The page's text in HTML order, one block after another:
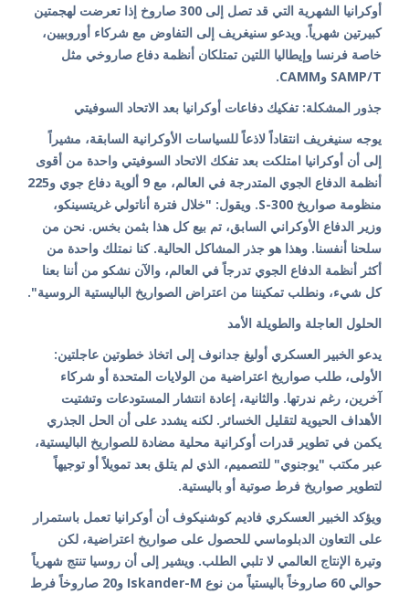
أوكرانيا الشهرية التي قد تصل إلى 300 صاروخ إذا تعرضت لهجمتين
كبيرتين شهرياً. ويدعو سنيغريف إلى التفاوض مع شركاء أوروبيين،
خاصة فرنسا وإيطاليا اللتين تمتلكان أنظمة دفاع صاروخي مثل
SAMP/T وCAMM.
جذور المشكلة: تفكيك دفاعات أوكرانيا بعد الاتحاد السوفيتي
يوجه سنيغريف انتقاداً لاذعاً للسياسات الأوكرانية السابقة، مشيراً
إلى أن أوكرانيا امتلكت بعد تفكك الاتحاد السوفيتي واحدة من أقوى
أنظمة الدفاع الجوي المتدرجة في العالم، مع 9 ألوية دفاع جوي و225
منظومة صواريخ S-300. ويقول: "خلال فترة أناتولي غريتسينكو،
وزير الدفاع الأوكراني السابق، تم بيع كل هذا بثمن بخس. نحن من
سلحنا أنفسنا. وهذا هو جذر المشاكل الحالية. كنا نمتلك واحدة من
أكثر أنظمة الدفاع الجوي تدرجاً في العالم، والآن نشكو من أننا بعنا
كل شيء، ونطلب تمكيننا من اعتراض الصواريخ الباليستية الروسية".
الحلول العاجلة والطويلة الأمد
يدعو الخبير العسكري أوليغ جدانوف إلى اتخاذ خطوتين عاجلتين:
الأولى، طلب صواريخ اعتراضية من الولايات المتحدة أو شركاء
آخرين، رغم ندرتها. والثانية، إعادة انتشار المستودعات وتشتيت
الأهداف الحيوية لتقليل الخسائر. لكنه يشدد على أن الحل الجذري
يكمن في تطوير قدرات أوكرانية محلية مضادة للصواريخ الباليستية،
عبر مكتب "يوجنوي" للتصميم، الذي لم يتلق بعد تمويلاً أو توجيهاً
لتطوير صواريخ فرط صوتية أو باليستية.
ويؤكد الخبير العسكري فاديم كوشنيكوف أن أوكرانيا تعمل باستمرار
على التعاون الدبلوماسي للحصول على صواريخ اعتراضية، لكن
وتيرة الإنتاج العالمي لا تلبي الطلب. ويشير إلى أن روسيا تنتج شهرياً
حوالي 60 صاروخاً باليستياً من نوع Iskander-M و20 صاروخاً فرط